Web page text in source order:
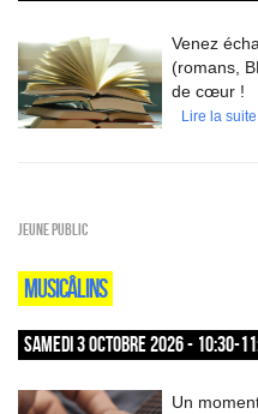
Venez
(romans,
de cœur !
Lire la suite
Jeune public
MUSICÂLINS
SAMEDI 3 OCTOBRE 2026 - 10:30-
Un